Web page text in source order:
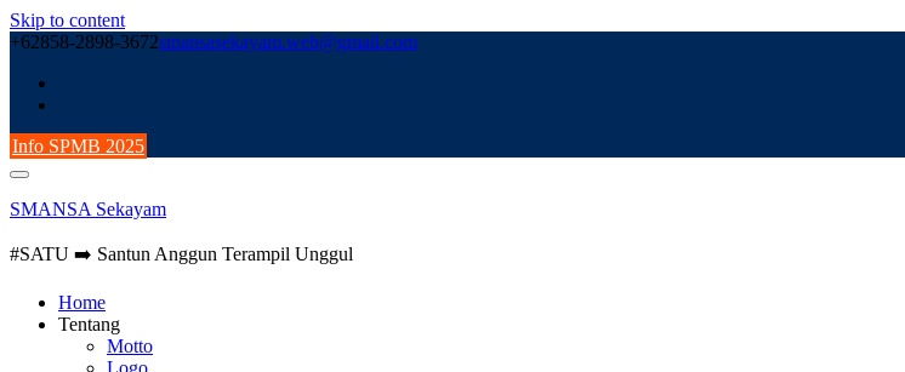
Skip to content
+62858-2898-3672smansasekayam.web@gmail.com
Info SPMB 2025
SMANSA Sekayam
#SATU ➡️ Santun Anggun Terampil Unggul
Home
Tentang
Motto
Logo